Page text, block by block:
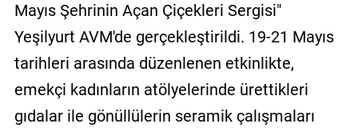
Mayıs Şehrinin Açan Çiçekleri Sergisi"
Yeşilyurt AVM'de gerçekleştirildi. 19-21 Mayıs
tarihleri arasında düzenlenen etkinlikte,
emekçi kadınların atölyelerinde ürettikleri
gıdalar ile gönüllülerin seramik çalışmaları